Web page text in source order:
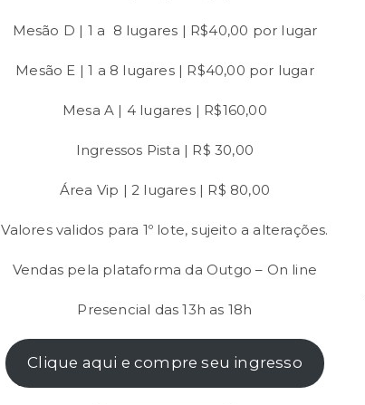
Mesão D | 1 a 8 lugares | R$40,00 por lugar
Mesão E | 1 a 8 lugares | R$40,00 por lugar
Mesa A | 4 lugares | R$160,00
Ingressos Pista | R$ 30,00
Área Vip | 2 lugares | R$ 80,00
Valores validos para 1º lote, sujeito a alterações.
Vendas pela plataforma da Outgo – On line
Presencial das 13h as 18h
Clique aqui e compre seu ingresso